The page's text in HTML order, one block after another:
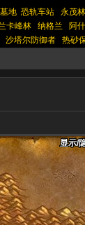
地 恐轨车站 永茂
卡峰林 纳格兰 阿
沙塔尔防御者 热砂
显示/
显示/
显示/
显示/
显示/
显示/
显示/
显示/
显示/